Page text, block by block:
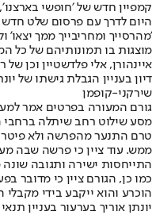
קמפיין חדש של ׳חופשי
היום לדרך עם פרסום שלט חדש
'מהרסייך ומחריבייך ממך יצאו'
מוצגות בו תמונותיהם של כל
איינהורן, אלי פלדשטיין וכן
דיון בעניין הגבלת גישתו של
שירקני-קופמן
גורם המעורה בפרטים אמר
מסע שילוט רחב שיתלה
טרם התנער מהפרשה ולא פיטר
ממש. עוד ציין כי פרשה שבה
התייחסות ישירה ותגובה
כמו כן, הגורם ציין כי מדובר
הוכרע והוא ייקבע בידי
יונתן אוריך בערעור בעניין